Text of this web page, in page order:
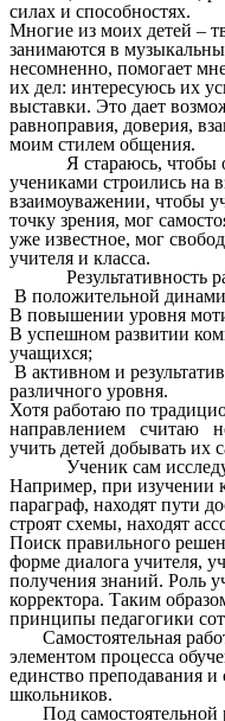
силах и способностях.
Многие из моих детей –
занимаются в
несомненно, помогает
их дел: интересуюсь их
выставки. Это дает
равноправия, доверия,
моим стилем общения.
Я стараюсь, чтобы
учениками строились на
взаимоуважении, чтобы
точку зрения, мог
уже известное, мог
учителя и класса.
Результативность
В положительной
В повышении уровня
В успешном развитии
учащихся;
В активном и
различного уровня.
Хотя работаю по
направлением считаю не
учить детей добывать их
Ученик сам
Например, при изучении
параграф, находят пути
строят схемы, находят
Поиск правильного
форме диалога учителя,
получения знаний. Роль
корректора. Таким
принципы педагогики
Самостоятельная
элементом процесса
единство преподавания и
школьников.
Под самостоятельной